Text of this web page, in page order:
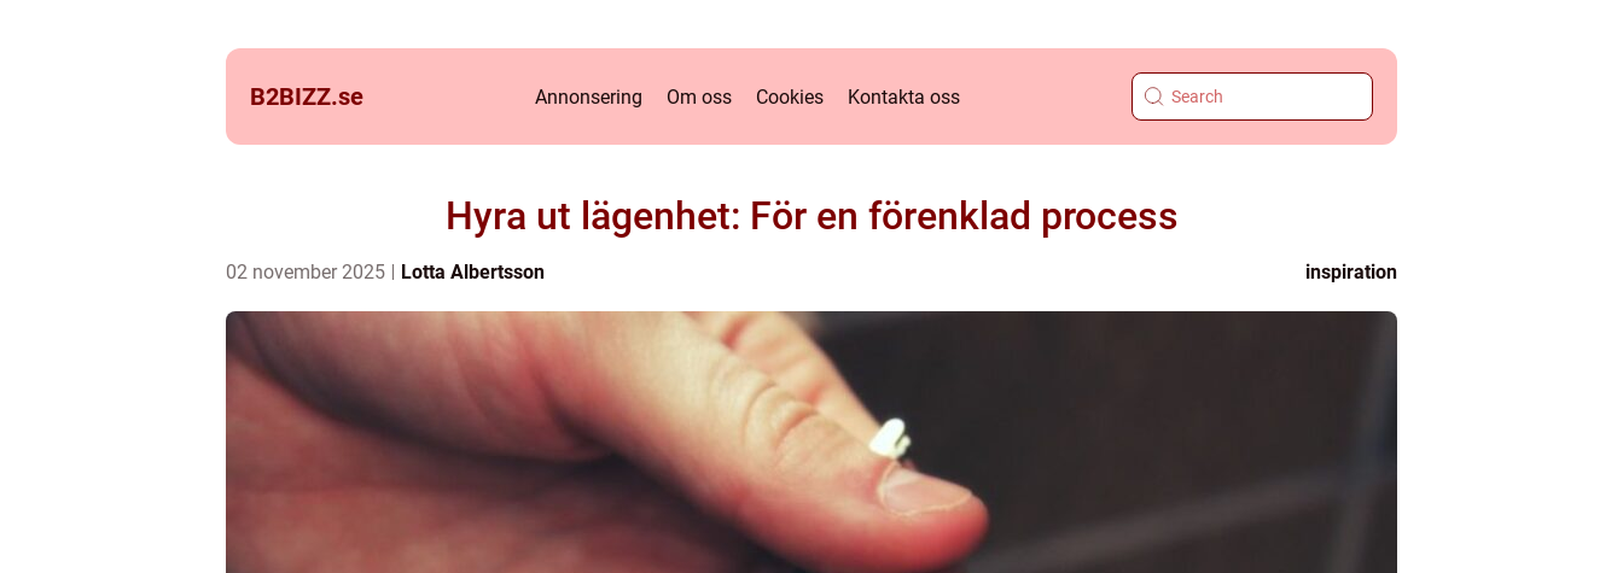
B2BIZZ.se Annonsering Om oss Cookies Kontakta oss
Hyra ut lägenhet: För en förenklad process
02 november 2025 Lotta Albertsson inspiration